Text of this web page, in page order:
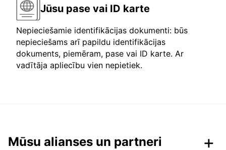
Jūsu pase vai ID karte
Nepieciešamie identifikācijas dokumenti: būs
nepieciešams arī papildu identifikācijas
dokuments, piemēram, pase vai ID karte. Ar
vadītāja apliecību vien nepietiek.
Mūsu alianses un partneri